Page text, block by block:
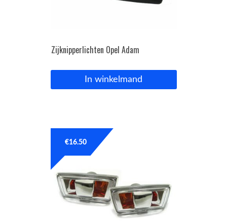
Zijknipperlichten Opel Adam
In winkelmand
€16.50